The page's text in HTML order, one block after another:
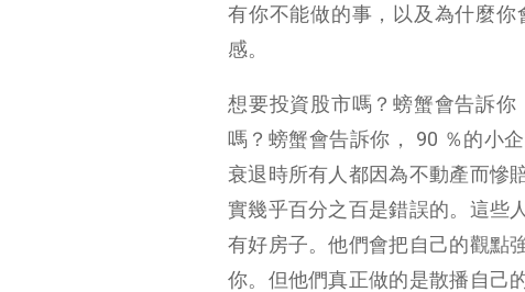
有你不能做的事，以及為什麼
感。
想要投資股市嗎？螃蟹會告訴
嗎？螃蟹會告訴你， 90 ％的小
衰退時所有人都因為不動產而慘
實幾乎百分之百是錯誤的。這些
有好房子。他們會把自己的觀點
你。但他們真正做的是散播自己